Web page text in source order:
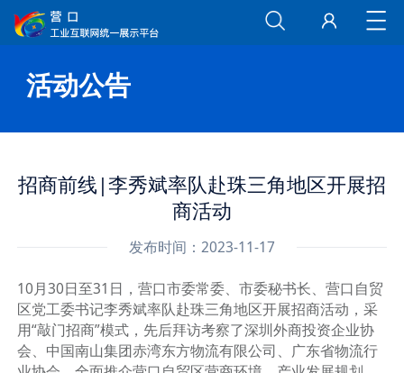
活动公告
招商前线|李秀斌率队赴珠三角地区开展招
商活动
发布时间：2023-11-17
10月30日至31日，营口市委常委、市委秘书长、营口自贸
区党工委书记李秀斌率队赴珠三角地区开展招商活动，采
用“敲门招商”模式，先后拜访考察了深圳外商投资企业协
会、中国南山集团赤湾东方物流有限公司、广东省物流行